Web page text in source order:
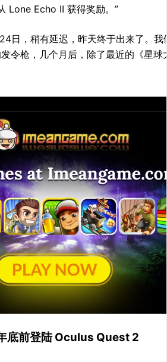
Lone Echo II 获得奖励。”
日，稍有延迟，昨天终于出来了。
令枪，几个月后，除了最近的《星
底前登陆 Oculus Quest 2